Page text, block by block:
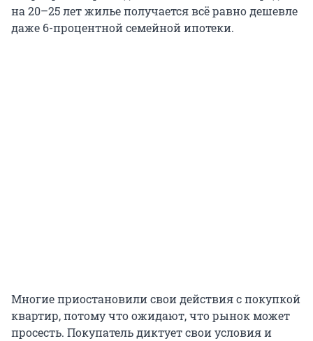
на 20–25 лет жилье получается всё равно дешевле
даже 6-процентной семейной ипотеки.
Многие приостановили свои действия с покупкой
квартир, потому что ожидают, что рынок может
просесть. Покупатель диктует свои условия и